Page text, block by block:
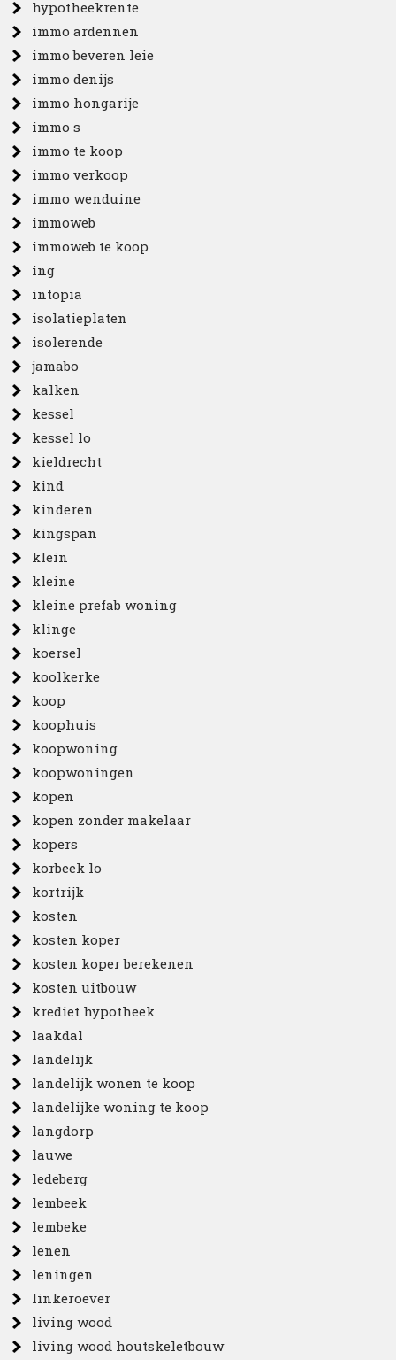
hypotheekrente
immo ardennen
immo beveren leie
immo denijs
immo hongarije
immo s
immo te koop
immo verkoop
immo wenduine
immoweb
immoweb te koop
ing
intopia
isolatieplaten
isolerende
jamabo
kalken
kessel
kessel lo
kieldrecht
kind
kinderen
kingspan
klein
kleine
kleine prefab woning
klinge
koersel
koolkerke
koop
koophuis
koopwoning
koopwoningen
kopen
kopen zonder makelaar
kopers
korbeek lo
kortrijk
kosten
kosten koper
kosten koper berekenen
kosten uitbouw
krediet hypotheek
laakdal
landelijk
landelijk wonen te koop
landelijke woning te koop
langdorp
lauwe
ledeberg
lembeek
lembeke
lenen
leningen
linkeroever
living wood
living wood houtskeletbouw